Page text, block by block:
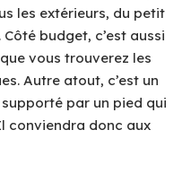
les extérieurs, du petit
budget, c’est aussi
vous trouverez les
Autre atout, c’est un
par un pied qui
conviendra donc aux